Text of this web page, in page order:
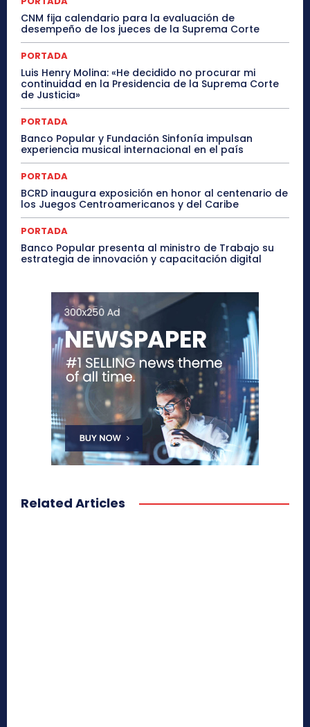
CNM fija calendario para la evaluación de
desempeño de los jueces de la Suprema Corte
PORTADA
Luis Henry Molina: «He decidido no procurar mi
continuidad en la Presidencia de la Suprema Corte
de Justicia»
PORTADA
Banco Popular y Fundación Sinfonía impulsan
experiencia musical internacional en el país
PORTADA
BCRD inaugura exposición en honor al centenario de
los Juegos Centroamericanos y del Caribe
PORTADA
Banco Popular presenta al ministro de Trabajo su
estrategia de innovación y capacitación digital
Related Articles